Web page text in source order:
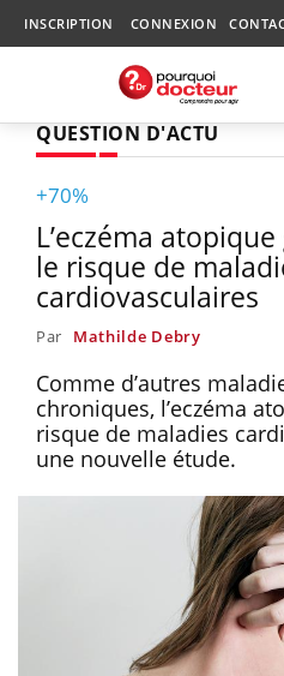
INSCRIPTION CONNEXION
QUESTION D'ACTU
+70%
L’eczéma
le risque de
cardiovasculaires
Par Mathilde Debry
Comme d’autres
chroniques, l’eczéma
risque de maladies
une nouvelle étude.